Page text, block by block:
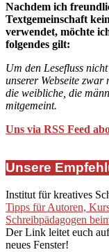
Nachdem ich
Textgemeinschaft
verwendet, möchte
folgendes gilt:
Um den Lesefluss
unserer Webseite
die weibliche, die
mitgemeint.
Uns via RSS Feed
Unsere
Institut für kreatives
Tipps für Autoren,
Schreibpädagogen
Der Link leitet euch
neues Fenster!